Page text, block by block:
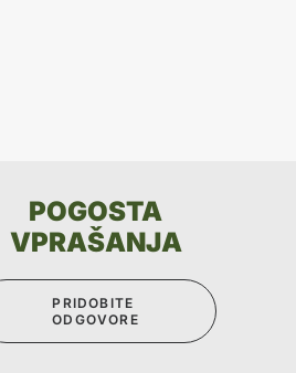
POGOSTA
VPRAŠANJA
PRIDOBITE
ODGOVORE